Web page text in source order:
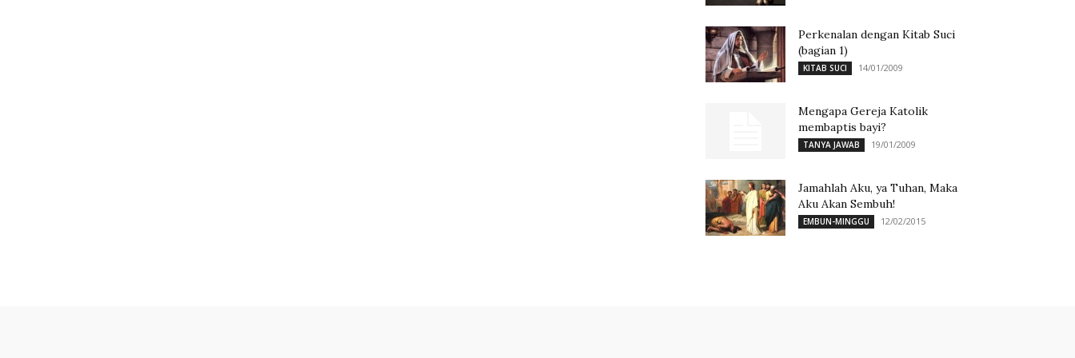
Perkenalan dengan Kitab Suci
(bagian 1)
KITAB SUCI 14/01/2009
Mengapa Gereja Katolik
membaptis bayi?
TANYA JAWAB 19/01/2009
Jamahlah Aku, ya Tuhan, Maka
Aku Akan Sembuh!
EMBUN-MINGGU 12/02/2015